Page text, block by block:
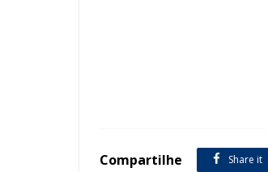
Compartilhe Share it